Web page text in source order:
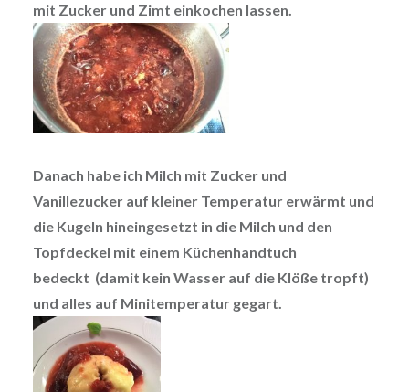
mit Zucker und Zimt einkochen lassen.
Danach habe ich Milch mit Zucker und
Vanillezucker auf kleiner Temperatur erwärmt und
die Kugeln hineingesetzt in die Milch und den
Topfdeckel mit einem Küchenhandtuch
bedeckt (damit kein Wasser auf die Klöße tropft)
und alles auf Minitemperatur gegart.